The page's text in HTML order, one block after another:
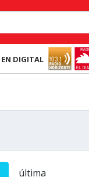
EN DIGITAL
última